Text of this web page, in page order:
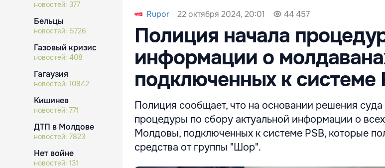
новостей: 377
Бельцы
новостей: 5726
Газовый кризис
новостей: 408
Гагаузия
новостей: 10842
Кишинев
новостей: 771
ДТП в Молдове
новостей: 7823
Нет войне
новостей: 131
Rupor 22 октября 2024, 20:01 44 457
Полиция начала
информации о
подключенных к системе
Полиция сообщает, что на основании решения
процедуры по сбору актуальной информации о
Молдовы, подключенных к системе PSB, которые
средства от группы "Шор".